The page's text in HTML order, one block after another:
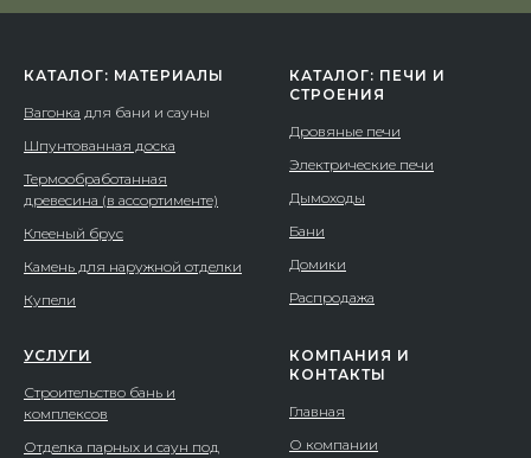
КАТАЛОГ: МАТЕРИАЛЫ
Вагонка для бани и сауны
Шпунтованная доска
Термообработанная
древесина (в ассортименте)
Клееный брус
Камень для наружной отделки
Купели
КАТАЛОГ: ПЕЧИ И
СТРОЕНИЯ
Дровяные печи
Электрические печи
Дымоходы
Бани
Домики
Распродажа
УСЛУГИ
Строительство бань и
комплексов
Отделка парных и саун под
КОМПАНИЯ И
КОНТАКТЫ
Главная
О компании